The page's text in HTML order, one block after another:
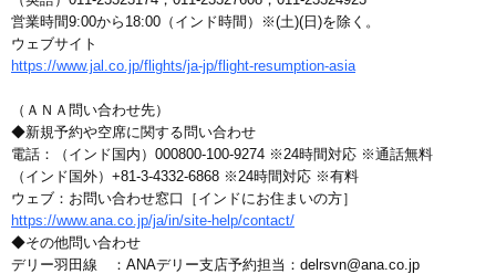
営業時間9:00から18:00（インド時間）※(土)(日)を除く。
ウェブサイト
https://www.jal.co.jp/flights/ja-jp/flight-resumption-asia
（ＡＮＡ問い合わせ先）
◆新規予約や空席に関する問い合わせ
電話：（インド国内）000800-100-9274 ※24時間対応 ※通話無料
（インド国外）+81-3-4332-6868 ※24時間対応 ※有料
ウェブ：お問い合わせ窓口［インドにお住まいの方］
https://www.ana.co.jp/ja/in/site-help/contact/
◆その他問い合わせ
デリー羽田線 ：ANAデリー支店予約担当：delrsvn@ana.co.jp